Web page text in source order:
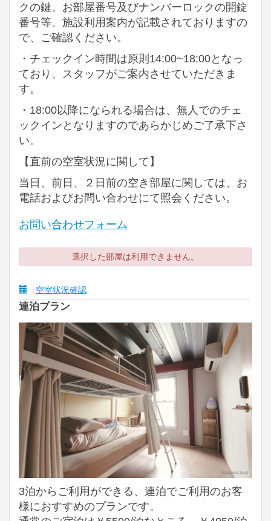
クの鍵、お部屋番号及びナンバーロックの開錠
番号等、施設利用案内が記載されておりますの
で、ご確認ください。
・チェックイン時間は原則14:00~18:00となっ
ており、スタッフがご案内させていただきま
す。
・18:00以降になられる場合は、無人でのチェ
ックインとなりますのであらかじめご了承下さ
い。
【直前の空室状況に関して】
当日、前日、２日前の空き部屋に関しては、お
電話およびお問い合わせにて照会ください。
お問い合わせフォーム
選択した部屋は利用できません。
空室状況確認
連泊プラン
3泊からご利用ができる、連泊でご利用のお客
様におすすめのプランです。